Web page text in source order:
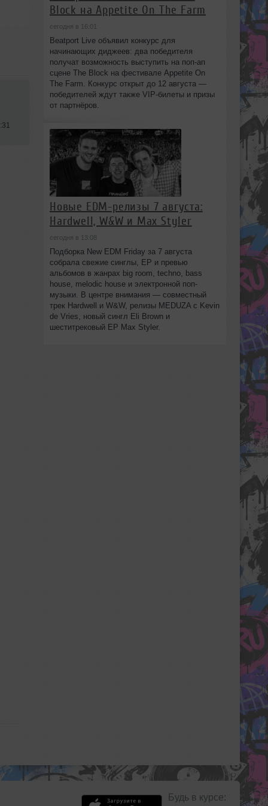
Block на Appetite On The Farm
сегодня в 16:01
Beatport Live объявил конкурс для
начинающих диджеев: два победителя
получат возможность выступить на поп‑ап
сцене The Block на фестивале Appetite On
The Farm. Конкурс открыт до 12 августа —
победителей ждут также VIP‑билеты и призы
от партнёров.
Новые EDM-релизы 7 августа:
Hardwell, W&W и Max Styler
сегодня в 13:08
Подборка New EDM Friday за 7 августа
собрала свежие синглы, EP и превью
альбомов в жанрах big room, techno, bass
house, melodic house и электронной поп-
музыки. В центре внимания — совместный
трек Hardwell и W&W, релизы MEDUZA с Kevin
de Vries, новый сингл Eli Brown и
шеститрековый EP Max Styler.
Будь в курсе: